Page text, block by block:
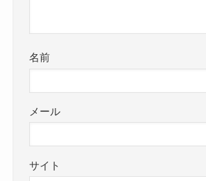
名前
メール
サイト